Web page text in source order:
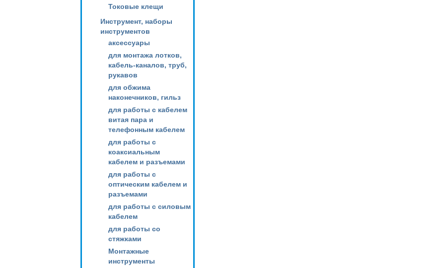
Токовые клещи
Инструмент, наборы
инструментов
аксессуары
для монтажа лотков,
кабель-каналов, труб,
рукавов
для обжима
наконечников, гильз
для работы с кабелем
витая пара и
телефонным кабелем
для работы с
коаксиальным
кабелем и разъемами
для работы с
оптическим кабелем и
разъемами
для работы с силовым
кабелем
для работы со
стяжками
Монтажные
инструменты